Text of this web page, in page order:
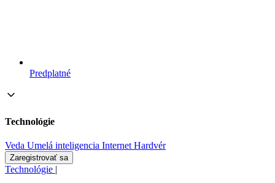
Predplatné
Technológie
Veda Umelá inteligencia Internet Hardvér
Zaregistrovať sa
Technológie |